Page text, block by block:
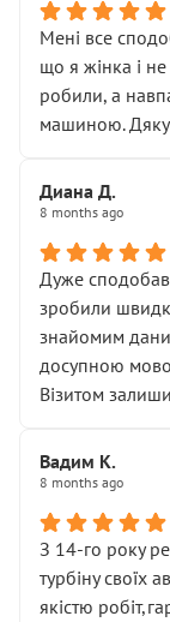
Мені все
що я жінка і
робили, а
машиною.
Диана Д.
8 months ago
Дуже
зробили
знайомим
досупною
Візитом
Вадим К.
8 months ago
З 14-го року
турбіну своїх
якістю